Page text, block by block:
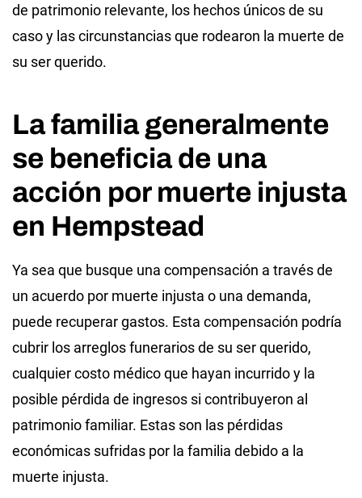
de patrimonio relevante, los hechos únicos de su
caso y las circunstancias que rodearon la muerte de
su ser querido.
La familia generalmente
se beneficia de una
acción por muerte injusta
en Hempstead
Ya sea que busque una compensación a través de
un acuerdo por muerte injusta o una demanda,
puede recuperar gastos. Esta compensación podría
cubrir los arreglos funerarios de su ser querido,
cualquier costo médico que hayan incurrido y la
posible pérdida de ingresos si contribuyeron al
patrimonio familiar. Estas son las pérdidas
económicas sufridas por la familia debido a la
muerte injusta.